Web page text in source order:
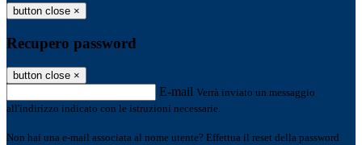
button close ×
Recupero password
button close ×
E-mail Verrà inviato un messaggio
all'indirizzo indicato con le istruzioni necessarie.
Non hai una e-mail associata al nome utente? Effettua il reset della password